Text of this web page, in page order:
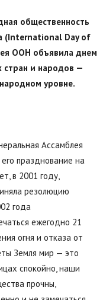
общественность
(International Day of
ООН объявила днем
стран и народов —
уровне.
Ассамблея
празднование на
в 2001 году,
резолюцию
года
ежегодно 21
огня и отказа от
Земля мир — это
спокойно, наши
прочны,